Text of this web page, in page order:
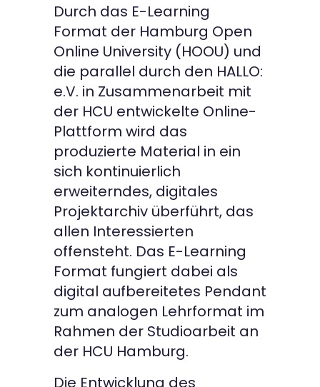
Durch das E-Learning
Format der Hamburg Open
Online University (HOOU) und
die parallel durch den HALLO:
e.V. in Zusammenarbeit mit
der HCU entwickelte Online-
Plattform wird das
produzierte Material in ein
sich kontinuierlich
erweiterndes, digitales
Projektarchiv überführt, das
allen Interessierten
offensteht. Das E-Learning
Format fungiert dabei als
digital aufbereitetes Pendant
zum analogen Lehrformat im
Rahmen der Studioarbeit an
der HCU Hamburg.
Die Entwicklung des